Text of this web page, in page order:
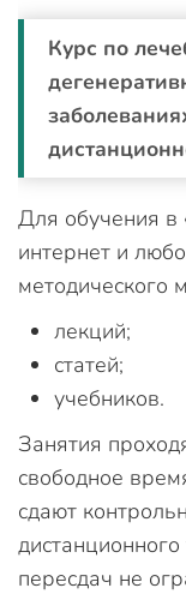
Курс по
Для обучения в
интернет и
методического
лекций;
статей;
учебников.
Занятия
свободное
сдают
пересдач не